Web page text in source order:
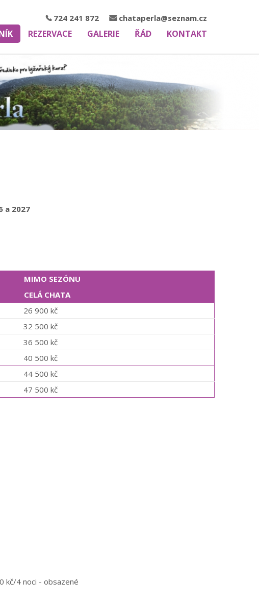
724 241 872 chataperla@seznam.cz
REZERVACE GALERIE ŘÁD KONTAKT
a 2027
MIMO SEZÓNU
CELÁ CHATA
26 900 kč
32 500 kč
36 500 kč
40 500 kč
44 500 kč
47 500 kč
kč/4 noci - obsazené